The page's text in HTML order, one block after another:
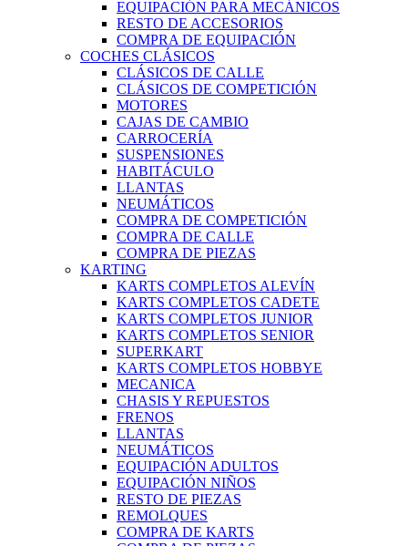
EQUIPACIÓN PARA MECÁNICOS
RESTO DE ACCESORIOS
COMPRA DE EQUIPACIÓN
COCHES CLÁSICOS
CLÁSICOS DE CALLE
CLÁSICOS DE COMPETICIÓN
MOTORES
CAJAS DE CAMBIO
CARROCERÍA
SUSPENSIONES
HABITÁCULO
LLANTAS
NEUMÁTICOS
COMPRA DE COMPETICIÓN
COMPRA DE CALLE
COMPRA DE PIEZAS
KARTING
KARTS COMPLETOS ALEVÍN
KARTS COMPLETOS CADETE
KARTS COMPLETOS JUNIOR
KARTS COMPLETOS SENIOR
SUPERKART
KARTS COMPLETOS HOBBYE
MECANICA
CHASIS Y REPUESTOS
FRENOS
LLANTAS
NEUMÁTICOS
EQUIPACIÓN ADULTOS
EQUIPACIÓN NIÑOS
RESTO DE PIEZAS
REMOLQUES
COMPRA DE KARTS